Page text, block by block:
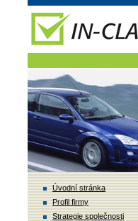
Úvodní stránka
Profil firmy
Strategie společnosti